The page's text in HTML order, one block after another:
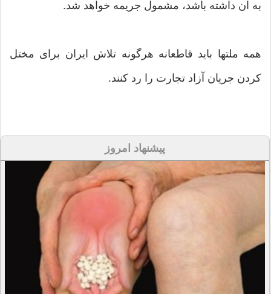
به آن داشته باشد، مشمول جریمه خواهد شد.
همه ملتها باید قاطعانه هرگونه تلاش ایران برای مختل
کردن جریان آزاد تجارت را رد کنند.
پیشنهاد امروز